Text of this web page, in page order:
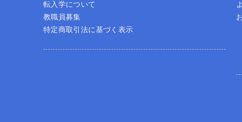
転入学について
教職員募集
特定商取引法に基づく表示